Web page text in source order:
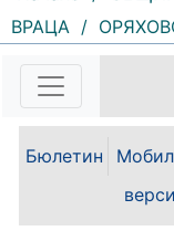
Общо 28
Купа Гърков
необичаен
ВРАЦА /
Бюлетин